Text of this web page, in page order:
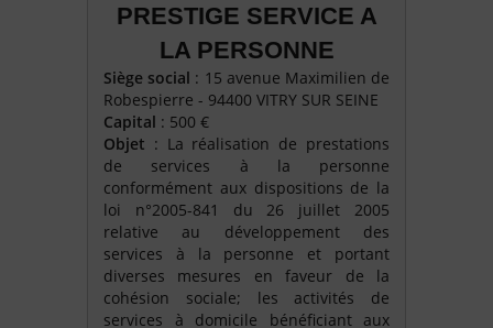
PRESTIGE SERVICE A
LA PERSONNE
Siège social : 15 avenue Maximilien de
Robespierre - 94400 VITRY SUR SEINE
Capital : 500 €
Objet : La réalisation de prestations
de services à la personne
conformément aux dispositions de la
loi n°2005-841 du 26 juillet 2005
relative au développement des
services à la personne et portant
diverses mesures en faveur de la
cohésion sociale; les activités de
services à domicile bénéficiant aux